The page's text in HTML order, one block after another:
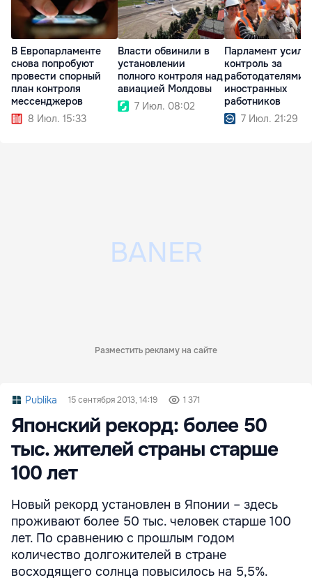
В Европарламенте
снова попробуют
провести спорный
план контроля
мессенджеров
8 Июл. 15:33
Власти обвинили в
установлении
полного контроля над
авиацией Молдовы
7 Июл. 08:02
Парламент
контроль за
работодателями
иностранных
работников
7 Июл. 21:29
Разместить рекламу на сайте
Publika 15 сентября 2013, 14:19 1 371
Японский рекорд: более 50
тыс. жителей страны старше
100 лет
Новый рекорд установлен в Японии – здесь
проживают более 50 тыс. человек старше 100
лет. По сравнению с прошлым годом
количество долгожителей в стране
восходящего солнца повысилось на 5,5%.